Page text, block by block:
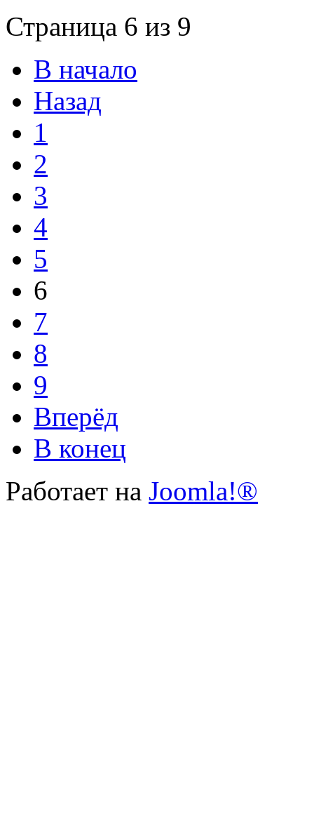
Страница 6 из 9
В начало
Назад
1
2
3
4
5
6
7
8
9
Вперёд
В конец
Работает на Joomla!®